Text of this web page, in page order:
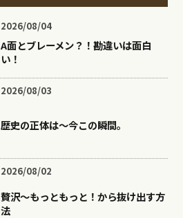
2026/08/04
A面とブレーメン？！勘違いは面白
い！
2026/08/03
歴史の正体は〜今この瞬間。
2026/08/02
贅沢〜もっともっと！から抜け出す方
法